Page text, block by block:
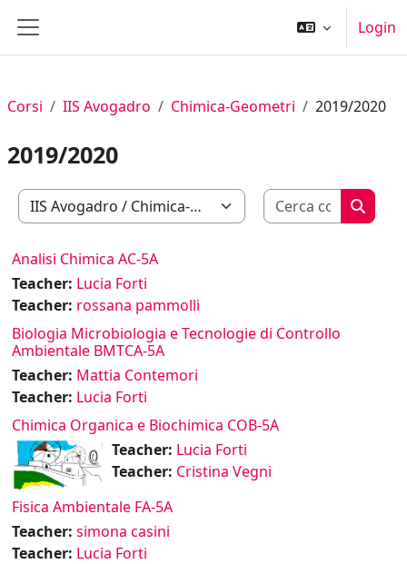
Pannello laterale
Login
Corsi IIS Avogadro Chimica-Geometri 2019/2020
2019/2020
Categorie di corso
Cerca
Cerca
Analisi Chimica AC-5A
Teacher: Lucia Forti
Teacher: rossana pammolli
Biologia Microbiologia e Tecnologie di Controllo
Ambientale BMTCA-5A
Teacher: Mattia Contemori
Teacher: Lucia Forti
Chimica Organica e Biochimica COB-5A
Teacher: Lucia Forti
Teacher: Cristina Vegni
Fisica Ambientale FA-5A
Teacher: simona casini
Teacher: Lucia Forti